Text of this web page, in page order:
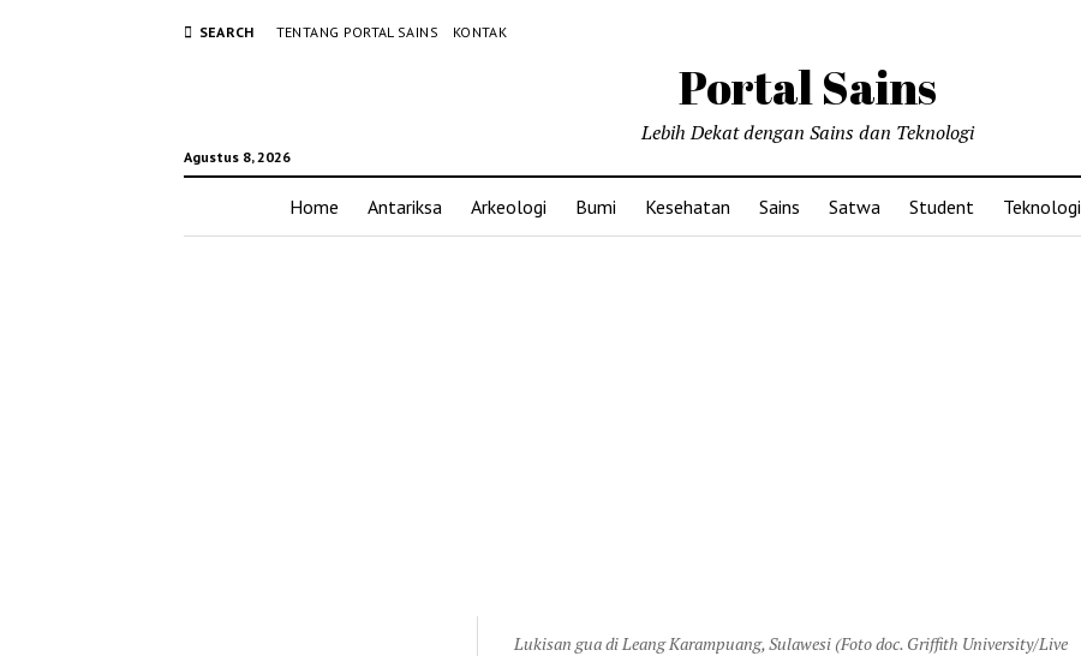
SEARCH TENTANG PORTAL SAINS KONTAK
Portal Sains
Agustus 8, 2026
Lebih Dekat dengan Sains dan Teknologi
Home Antariksa Arkeologi Bumi Kesehatan Sains Satwa Student Teknologi
Lukisan gua di Leang Karampuang, Sulawesi (Foto doc. Griffith University/Live